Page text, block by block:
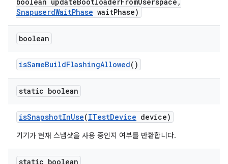
SnapuserdWaitPhase waitPhase)
boolean
isSameBuildFlashingAllowed()
static boolean
isSnapshotInUse(ITestDevice device)
기기가 현재 스냅샷을 사용 중인지 여부를 반환합니다.
static boolean